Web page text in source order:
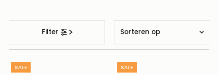
Filter
op
Uitgelicht
Meest relevant
SALE SALE